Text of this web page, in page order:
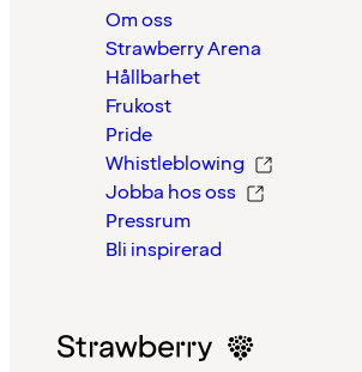
Om oss
Strawberry Arena
Hållbarhet
Frukost
Pride
Whistleblowing
Jobba hos oss
Pressrum
Bli inspirerad